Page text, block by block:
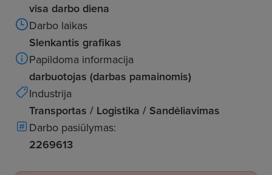
visa darbo diena
Darbo laikas
Slenkantis grafikas
Papildoma informacija
darbuotojas (darbas pamainomis)
Industrija
Transportas / Logistika / Sandėliavimas
Darbo pasiūlymas:
2269613